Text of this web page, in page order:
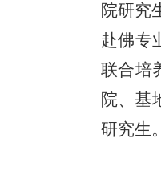
院研究
赴佛专
联合培
院、基
研究生。